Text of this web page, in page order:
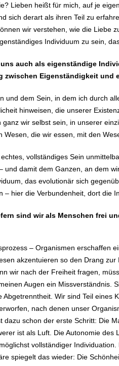
Lieben heißt für mich, auf je
sich derart als ihren Teil zu
wir verstehen, wie die Liebe
Individuum zu sein,
auch als eigenständige
zwischen Eigenständigkeit und
und dem Sein, in dem ich durch
hinweisen, die unserer
wir selbst sein, in unserer
die wir essen, mit den
vollständiges Sein
und damit dem Ganzen, an dem
das evolutionär sich
– hier die Verbundenheit, dort die
sind wir als Menschen frei
– Organismen erschaffen
akzentuieren so den Drang
wir nach der Freiheit fragen,
Augen ein
Wir sind Teil
nach denen unser
dazu schon der erste Schritt: Die
ist als Luft. Die Autonomie
vollständiger
spiegelt das wieder: Die